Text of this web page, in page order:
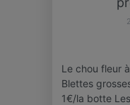
Le chou fleur
Blettes
1€/la botte